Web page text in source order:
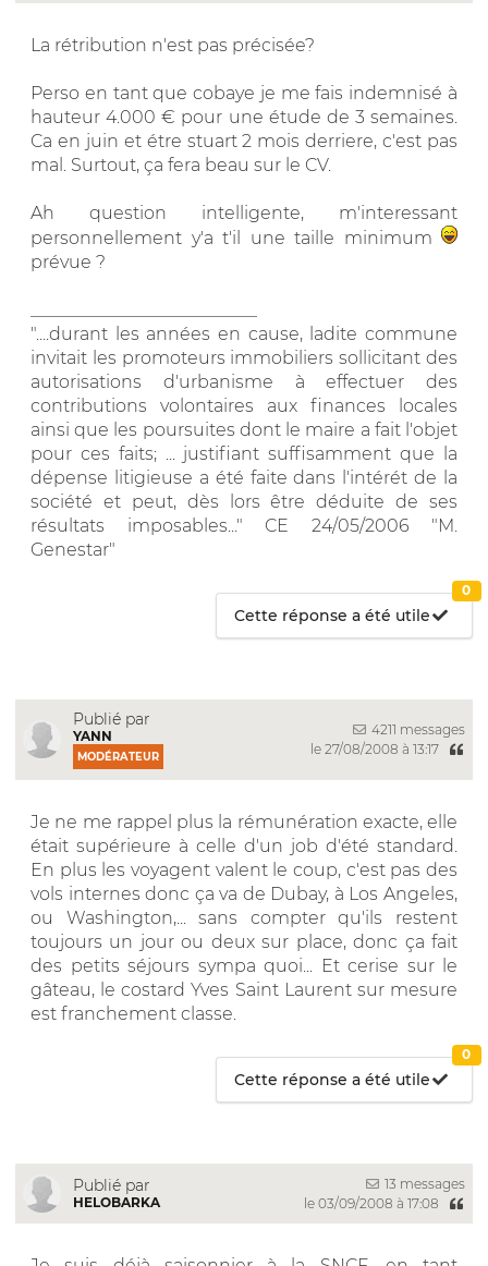
La rétribution n'est pas précisée?
Perso en tant que cobaye je me fais indemnisé à
hauteur 4.000 € pour une étude de 3 semaines.
Ca en juin et étre stuart 2 mois derriere, c'est pas
mal. Surtout, ça fera beau sur le CV.
Ah question intelligente, m'interessant
personnellement y'a t'il une taille minimum
prévue ?
"....durant les années en cause, ladite commune
invitait les promoteurs immobiliers sollicitant des
autorisations d'urbanisme à effectuer des
contributions volontaires aux finances locales
ainsi que les poursuites dont le maire a fait l'objet
pour ces faits; ... justifiant suffisamment que la
dépense litigieuse a été faite dans l'intérét de la
société et peut, dès lors être déduite de ses
résultats imposables..." CE 24/05/2006 "M.
Genestar"
Cette réponse a été utile
0
Publié par
YANN
MODÉRATEUR
4211 messages
le 27/08/2008 à 13:17
Je ne me rappel plus la rémunération exacte, elle
était supérieure à celle d'un job d'été standard.
En plus les voyagent valent le coup, c'est pas des
vols internes donc ça va de Dubay, à Los Angeles,
ou Washington,... sans compter qu'ils restent
toujours un jour ou deux sur place, donc ça fait
des petits séjours sympa quoi... Et cerise sur le
gâteau, le costard Yves Saint Laurent sur mesure
est franchement classe.
Cette réponse a été utile
0
Publié par
HELOBARKA
13 messages
le 03/09/2008 à 17:08